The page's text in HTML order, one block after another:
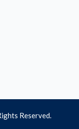
Reserved.